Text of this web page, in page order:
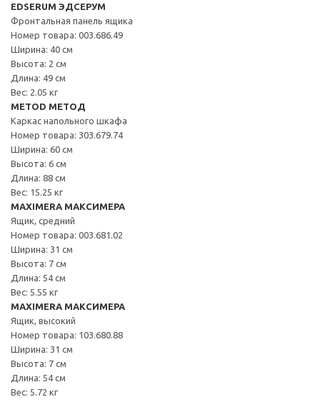
EDSERUM ЭДСЕРУМ
Фронтальная панель ящика
Номер товара: 003.686.49
Ширина: 40 см
Высота: 2 см
Длина: 49 см
Вес: 2.05 кг
METOD МЕТОД
Каркас напольного шкафа
Номер товара: 303.679.74
Ширина: 60 см
Высота: 6 см
Длина: 88 см
Вес: 15.25 кг
MAXIMERA МАКСИМЕРА
Ящик, средний
Номер товара: 003.681.02
Ширина: 31 см
Высота: 7 см
Длина: 54 см
Вес: 5.55 кг
MAXIMERA МАКСИМЕРА
Ящик, высокий
Номер товара: 103.680.88
Ширина: 31 см
Высота: 7 см
Длина: 54 см
Вес: 5.72 кг